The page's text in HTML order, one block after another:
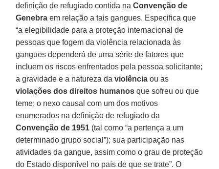
definição de refugiado contida naConvenção de
Genebra em relação a tais gangues. Especifica que
“a elegibilidade para a proteção internacional de
pessoas que fogem da violência relacionada às
gangues dependerá de uma série de fatores que
incluem os riscos enfrentados pela pessoa solicitante;
a gravidade e a natureza daviolênciaou as
violações dos direitos humanos que sofreu ou que
teme; o nexo causal com um dos motivos
enumerados na definição de refugiado da
Convenção de 1951 (tal como “a pertença a um
determinado grupo social”); sua participação nas
atividades da gangue, assim como o grau de proteção
do Estado disponível no país de que se trate”. O